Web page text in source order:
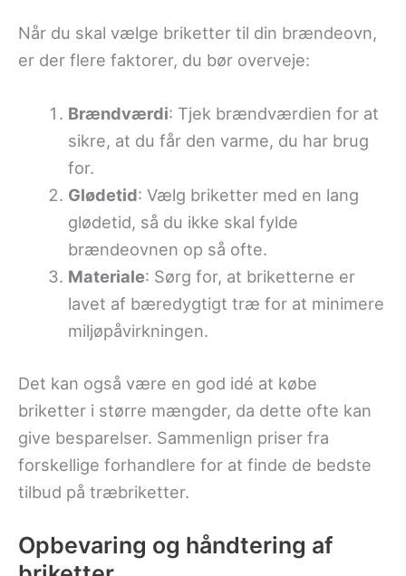
Når du skal vælge briketter til din brændeovn,
er der flere faktorer, du bør overveje:
Brændværdi: Tjek brændværdien for at
sikre, at du får den varme, du har brug
for.
Glødetid: Vælg briketter med en lang
glødetid, så du ikke skal fylde
brændeovnen op så ofte.
Materiale: Sørg for, at briketterne er
lavet af bæredygtigt træ for at minimere
miljøpåvirkningen.
Det kan også være en god idé at købe
briketter i større mængder, da dette ofte kan
give besparelser. Sammenlign priser fra
forskellige forhandlere for at finde de bedste
tilbud på træbriketter.
Opbevaring og håndtering af